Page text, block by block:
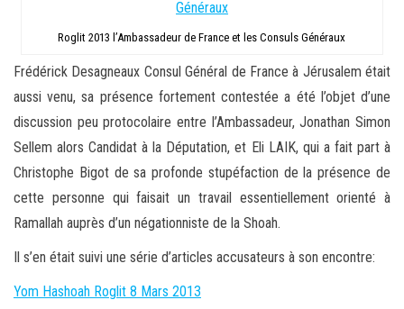
Roglit 2013 l’Ambassadeur de France et les Consuls Généraux
Frédérick Desagneaux Consul Général de France à Jérusalem était
aussi venu, sa présence fortement contestée a été l’objet d’une
discussion peu protocolaire entre l’Ambassadeur, Jonathan Simon
Sellem alors Candidat à la Députation, et Eli LAIK, qui a fait part à
Christophe Bigot de sa profonde stupéfaction de la présence de
cette personne qui faisait un travail essentiellement orienté à
Ramallah auprès d’un négationniste de la Shoah.
Il s’en était suivi une série d’articles accusateurs à son encontre:
Yom Hashoah Roglit 8 Mars 2013